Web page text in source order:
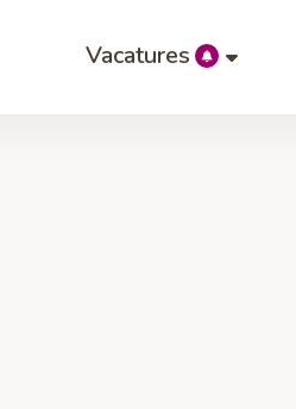
Vacatures